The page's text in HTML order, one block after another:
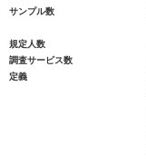
サンプル数
規定人数
調査サービス数
定義